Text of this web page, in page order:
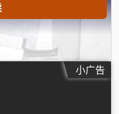
小广告